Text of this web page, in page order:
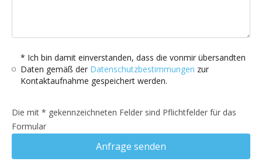
* Ich bin damit einverstanden, dass die vonmir übersandten
Daten gemäß der Datenschutzbestimmungen zur
Kontaktaufnahme gespeichert werden.
Die mit * gekennzeichneten Felder sind Pflichtfelder für das
Formular
Anfrage senden